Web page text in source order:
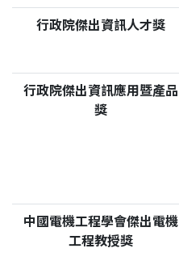
行政院傑出資訊人才獎
行政院傑出資訊應用暨產品
獎
中國電機工程學會傑出電機
工程教授獎